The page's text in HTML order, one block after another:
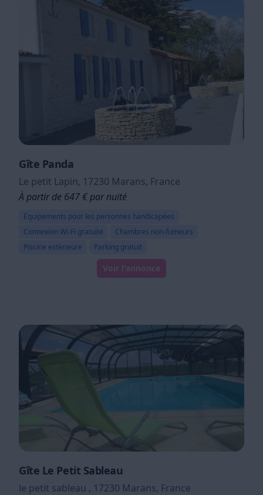
Gîte Panda
Le petit Lapin, 17230 Marans, France
À partir de 647 € par nuité
Équipements pour les personnes handicapées
Connexion Wi-Fi gratuite
Chambres non-fumeurs
Piscine extérieure
Parking gratuit
Voir l'annonce
Gîte Le Petit Sableau
le petit sableau , 17230 Marans, France